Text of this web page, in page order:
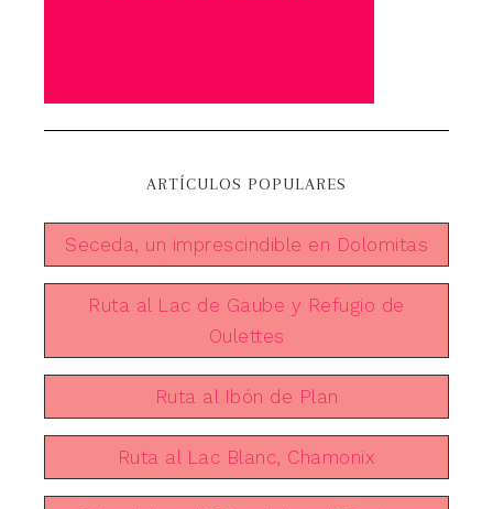
ARTÍCULOS POPULARES
Seceda, un imprescindible en Dolomitas
Ruta al Lac de Gaube y Refugio de
Oulettes
Ruta al Ibón de Plan
Ruta al Lac Blanc, Chamonix